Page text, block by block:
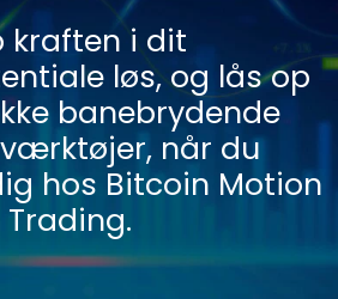
kraften i dit
løs, og lås op
banebrydende
når du
hos Bitcoin Motion
Trading.